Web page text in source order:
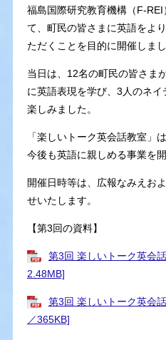
福島国際研究教育機構（F-
て、町民の皆さまに英語をよ
ただくことを目的に開催しまし
当日は、12名の町民の皆さま
に英語表現を学び、3人のネ
楽しみました。
「楽しいトーク英会話教室」
今後も英語に親しめる事業を
開催日時等は、広報なみえお
せいたします。
【第3回の資料】
第3回 楽しいトーク英会
2.48MB]
第3回 楽しいトーク英会
／365KB]